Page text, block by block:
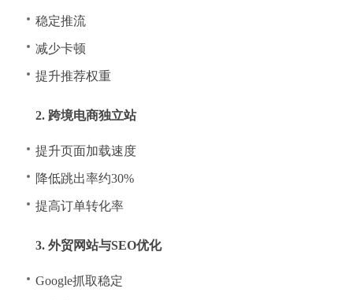
稳定推流
减少卡顿
提升推荐权重
2. 跨境电商独立站
提升页面加载速度
降低跳出率约30%
提高订单转化率
3. 外贸网站与SEO优化
Google抓取稳定